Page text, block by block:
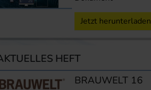
Jetzt herunterladen
HEFT
BRAUWELT 16